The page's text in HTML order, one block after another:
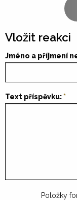
Vložit reakci
Jméno a příjmení
Text příspěvku:
Položky